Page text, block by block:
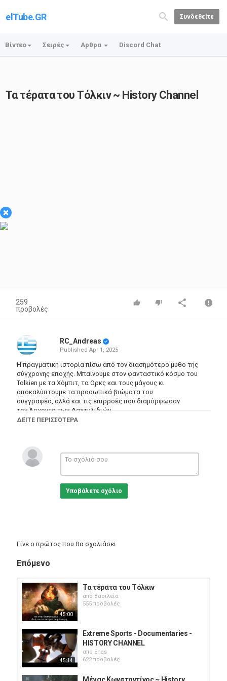
elTube.GR Συνδεθείτε
Βίντεο Σειρές Αρθρα Discord Chat
Τα τέρατα του Τόλκιν ~ History Channel
×
259
προβολές
RC_Andreas
Published Apr 1, 2025
Η πραγματική ιστορία πίσω από τον διασημότερο μύθο της
σύγχρονης εποχής. Μπαίνουμε στον φανταστικό κόσμο του
Tolkien με τα Χόμπιτ, τα Ορκς και τους μάγους κι
αποκαλύπτουμε τα προσωπικά βιώματα του
συγγραφέα, αλλά και τις επιρροές που διαμόρφωσαν
τον Άρχοντα των Δαχτυλιδιών.
ΔΕΊΤΕ ΠΕΡΙΣΣΌΤΕΡΑ
Υποβάλετε σχόλιο
Γίνε ο πρώτος που θα σχολιάσει
Επόμενο
45:00
Τα τέρατα του Τόλκιν
από Βασιλεία
555 προβολές
45:14
Extreme Sports - Documentaries -
HISTORY CHANNEL
από Enas
622 προβολές
Μέγας Κωνσταντίνος ~ History